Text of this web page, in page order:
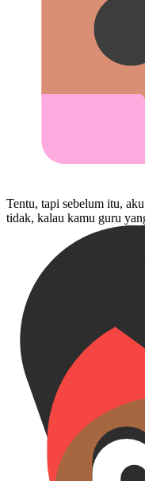
Tentu, tapi sebelum itu,
tidak, kalau kamu guru